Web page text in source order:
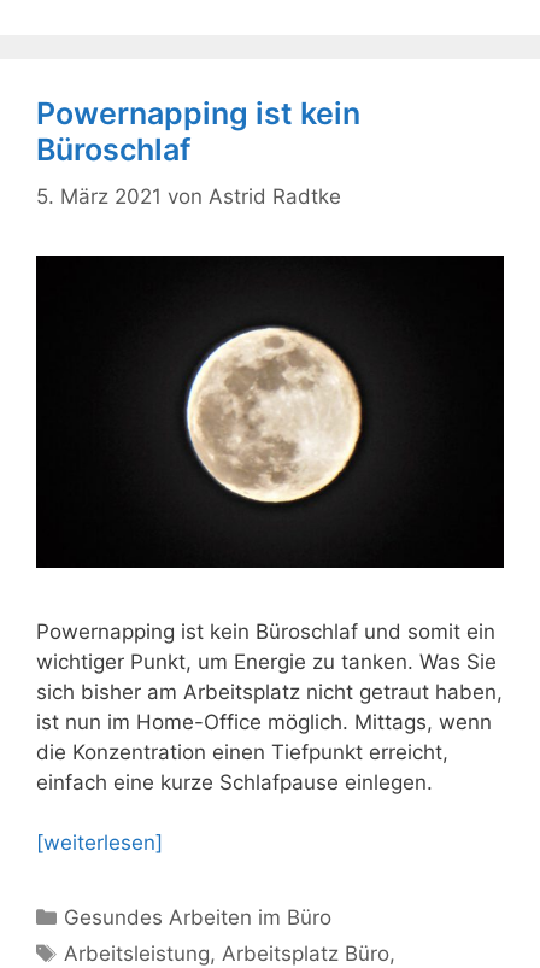
Powernapping ist kein
Büroschlaf
5. März 2021 von Astrid Radtke
Powernapping ist kein Büroschlaf und somit ein
wichtiger Punkt, um Energie zu tanken. Was Sie
sich bisher am Arbeitsplatz nicht getraut haben,
ist nun im Home-Office möglich. Mittags, wenn
die Konzentration einen Tiefpunkt erreicht,
einfach eine kurze Schlafpause einlegen.
[weiterlesen]
Kategorien
Gesundes Arbeiten im Büro
Schlagwörter
Arbeitsleistung,Arbeitsplatz Büro,